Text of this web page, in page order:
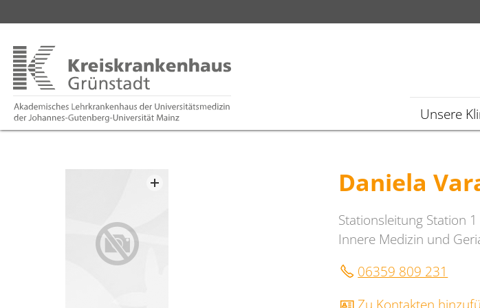
Unsere
Daniela
Stationsleitung Station 1
Innere Medizin und
06359 809 231
Zu Kontakten